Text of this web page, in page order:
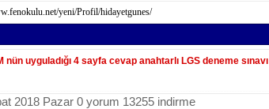
yeni/Profil/hidayetgunes/
nün uyguladığı 4 sayfa cevap anahtarlı LGS deneme sınavı
2018 Pazar 0 yorum 13255 indirme